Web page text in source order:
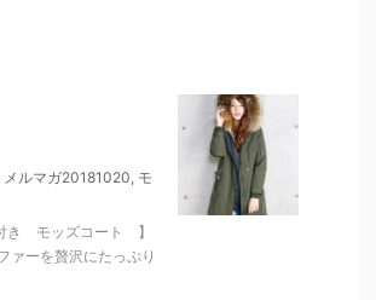
メルマガ20181020, モ
き モッズコート 】
ァーを贅沢にたっぷり